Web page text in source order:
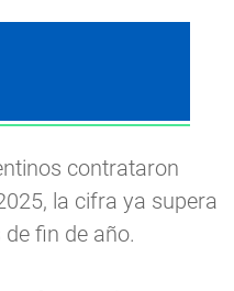
contrataron
la cifra ya supera
fin de año.